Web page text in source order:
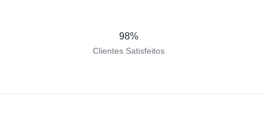
98%
Clientes Satisfeitos